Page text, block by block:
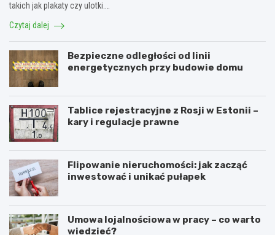
takich jak plakaty czy ulotki.…
Czytaj dalej
Bezpieczne odległości od linii
energetycznych przy budowie domu
Tablice rejestracyjne z Rosji w Estonii –
kary i regulacje prawne
Flipowanie nieruchomości: jak zacząć
inwestować i unikać pułapek
Umowa lojalnościowa w pracy – co warto
wiedzieć?